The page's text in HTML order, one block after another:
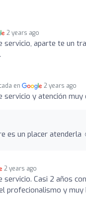
2 years ago
servicio, aparte te un
en 2 years ago
servicio y atención
es un placer atenderla
2 years ago
servicio. Casi 2 años
profecionalismo y muy